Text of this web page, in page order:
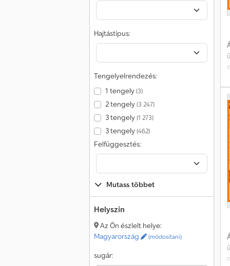
Hajtástípus:
Tengelyelrendezés:
1 tengely(3)
2 tengely(3 247)
3 tengely(1 273)
3 tengely(462)
Felfüggesztés:
Mutass többet
Helyszín
Az Ön észlelt helye:
Magyarország
(módosítani)
sugár: